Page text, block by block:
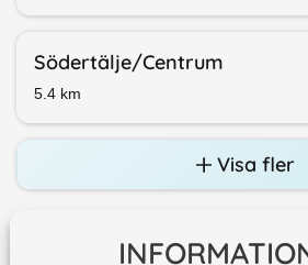
Södertälje/​Centrum
5.4 km
Visa fler